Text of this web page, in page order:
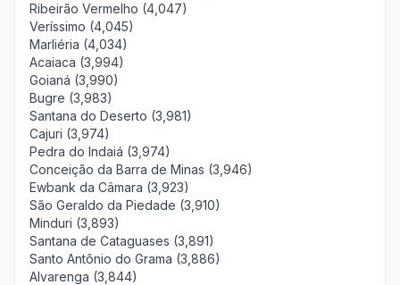
Ribeirão Vermelho (4,047)
Veríssimo (4,045)
Marliéria (4,034)
Acaiaca (3,994)
Goianá (3,990)
Bugre (3,983)
Santana do Deserto (3,981)
Cajuri (3,974)
Pedra do Indaiá (3,974)
Conceição da Barra de Minas (3,946)
Ewbank da Câmara (3,923)
São Geraldo da Piedade (3,910)
Minduri (3,893)
Santana de Cataguases (3,891)
Santo Antônio do Grama (3,886)
Alvarenga (3,844)